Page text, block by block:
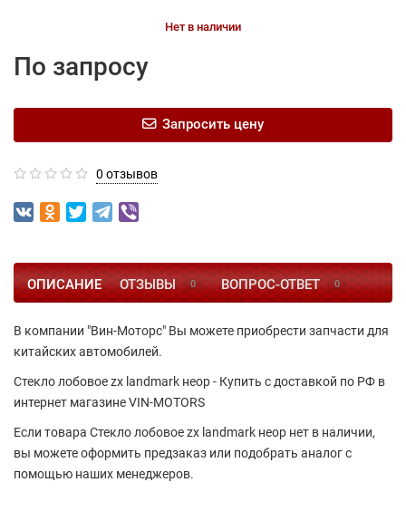
Нет в наличии
По запросу
Запросить цену
0 отзывов
ОПИСАНИЕ ОТЗЫВЫ 0 ВОПРОС-ОТВЕТ 0
В компании "Вин-Моторс" Вы можете приобрести запчасти для
китайских автомобилей.
Стекло лобовое zx landmark неор - Купить с доставкой по РФ в
интернет магазине VIN-MOTORS
Если товара Стекло лобовое zx landmark неор нет в наличии,
вы можете оформить предзаказ или подобрать аналог с
помощью наших менеджеров.